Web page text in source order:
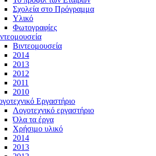
Σχολεία στο Πρόγραμμα
Υλικό
Φωτογραφίες
Βιντεομουσεία
2014
2013
2012
2011
2010
Εργαστήριο
Λογοτεχνικό εργαστήριο
Όλα τα έργα
Χρήσιμο υλικό
2014
2013